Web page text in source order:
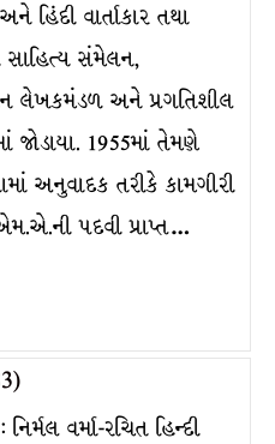
હિંદી વાર્તાકાર તથા
સાહિત્ય સંમેલન,
લેખકમંડળ અને પ્રગતિશીલ
1955માં તેમણે
અનુવાદક તરીકે કામગીરી
પદવી પ્રાપ્ત…
વર્મા-રચિત હિન્દી